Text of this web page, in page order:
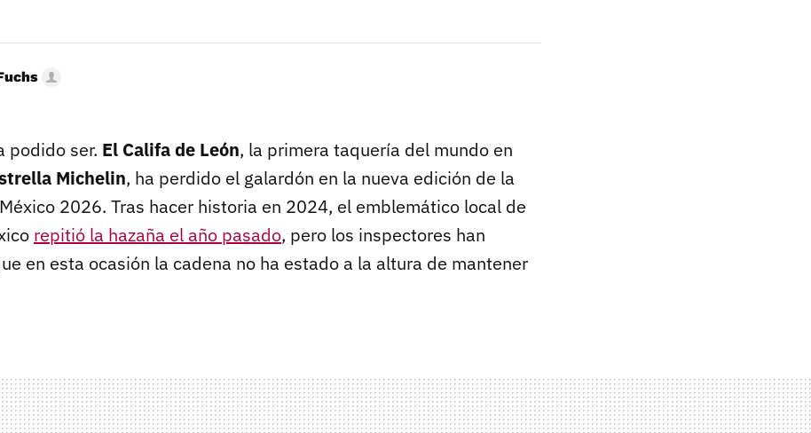
podido ser. El Califa de León, la primera taquería del mundo en
Michelin, ha perdido el galardón en la nueva edición de la
2026. Tras hacer historia en 2024, el emblemático local de
repitió la hazaña el año pasado, pero los inspectores han
en esta ocasión la cadena no ha estado a la altura de mantener